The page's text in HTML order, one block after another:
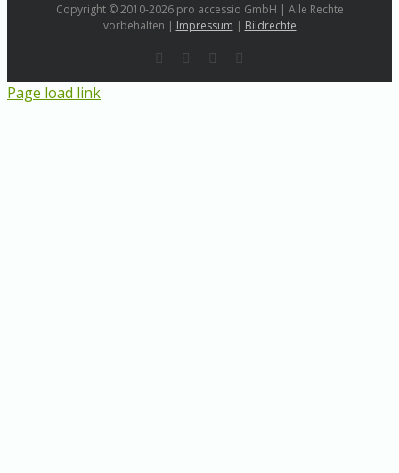
Copyright © 2010-2026 pro accessio GmbH | Alle Rechte
vorbehalten | Impressum | Bildrechte
LinkedInInstagram
Page load link